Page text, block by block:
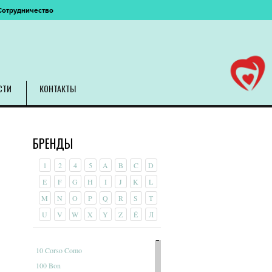
КОНТАКТЫ
БРЕНДЫ
1 2 4 5 A B C
D
E
F G H I J K
L
M
N O P Q R S
T
U
V W X Y Z É Л
10 Corso Como
100 Bon